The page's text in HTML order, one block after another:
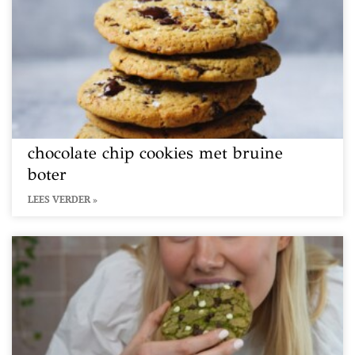
chocolate chip cookies met bruine
boter
LEES VERDER »